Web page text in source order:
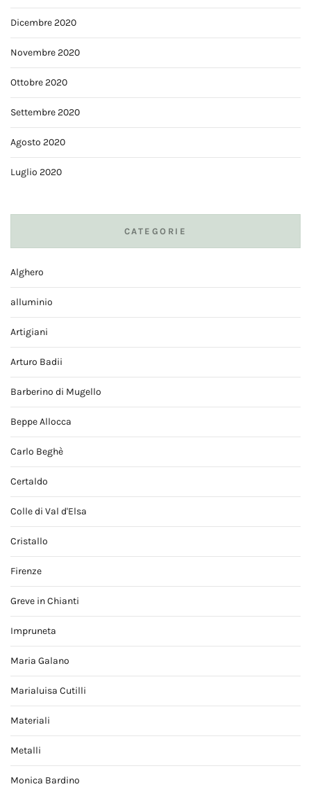
Dicembre 2020
Novembre 2020
Ottobre 2020
Settembre 2020
Agosto 2020
Luglio 2020
CATEGORIE
Alghero
alluminio
Artigiani
Arturo Badii
Barberino di Mugello
Beppe Allocca
Carlo Beghè
Certaldo
Colle di Val d'Elsa
Cristallo
Firenze
Greve in Chianti
Impruneta
Maria Galano
Marialuisa Cutilli
Materiali
Metalli
Monica Bardino